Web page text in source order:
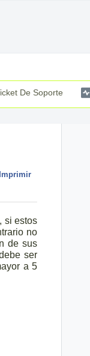
De Soporte
Imprimir
si estos
no
de sus
ser
a 5